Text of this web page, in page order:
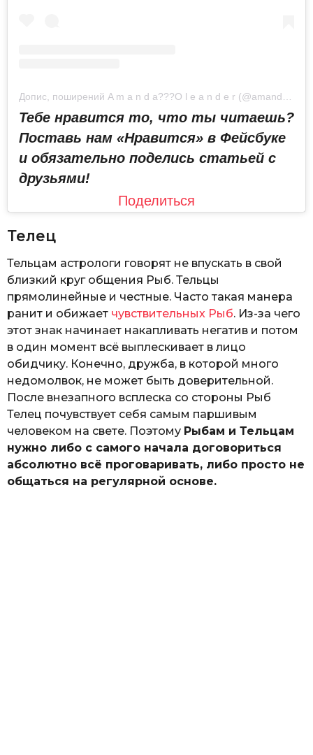
Допис, поширений A m a n d a??‍?O l e a n d e r (@amandaoleander)
Тебе нравится то, что ты читаешь?
Поставь нам «Нравится» в Фейсбуке
и обязательно поделись статьей с
друзьями!
Поделиться
Телец
Тельцам астрологи говорят не впускать в свой
близкий круг общения Рыб. Тельцы
прямолинейные и честные. Часто такая манера
ранит и обижает чувствительных Рыб. Из-за чего
этот знак начинает накапливать негатив и потом
в один момент всё выплескивает в лицо
обидчику. Конечно, дружба, в которой много
недомолвок, не может быть доверительной.
После внезапного всплеска со стороны Рыб
Телец почувствует себя самым паршивым
человеком на свете. Поэтому Рыбам и Тельцам
нужно либо с самого начала договориться
абсолютно всё проговаривать, либо просто не
общаться на регулярной основе.